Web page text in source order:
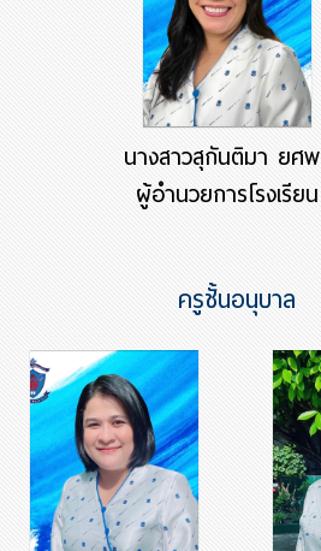
นางสาวสุกันติมา ยศ
ผู้อำนวยการโรงเรียน
ครูชั้นอนุบาล